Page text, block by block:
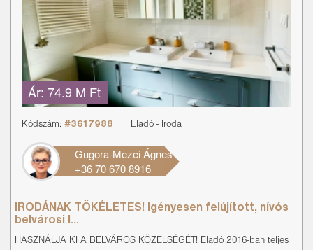
Ár: 74.9 M Ft
Kódszám: #3617988 Eladó - Iroda
Gugora-Mezei Ágnes
+36 70 670 8916
IRODÁNAK TÖKÉLETES! Igényesen felújított, nívós
belvárosi l...
HASZNÁLJA KI A BELVÁROS KÖZELSÉGÉT! Eladó 2016-ban teljes